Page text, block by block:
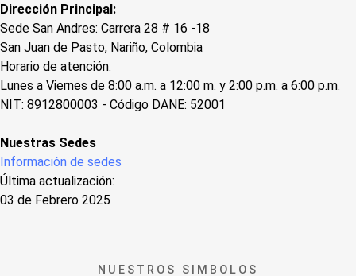
Dirección Principal:
Sede San Andres: Carrera 28 # 16 -18
San Juan de Pasto, Nariño, Colombia
Horario de atención:
Lunes a Viernes de 8:00 a.m. a 12:00 m. y 2:00 p.m. a 6:00 p.m.
NIT: 8912800003 - Código DANE: 52001
Nuestras Sedes
Información de sedes
Última actualización:
03 de Febrero 2025
NUESTROS SIMBOLOS